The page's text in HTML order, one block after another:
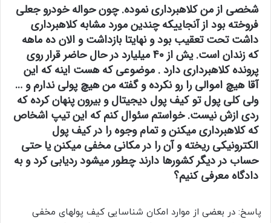
شخصی از من کلاهبرداری نموده. چون حواله خودرو جعلی
فروخته بود از آنجاییکه چندین مورد مشابه کلاهبرداری
داشت تحت تعقیب بود و نهایتا بازداشت و الان ده ماهه
که زندان است. یش از 40 میلیارد در حال حاضر قرار روی
پرونده کلاهبرداری دارد . موضوعی که هست اینه که این
آقا هیچ اموالی را رو نکرده و گفته من هیچ پولی ندارم و …
ولی کلی پول تو کیف پول دیجیتال و بیرون پنهان کرده که
ردی ازش نیست. خواستم سئوال کنم که این تیپ اشخاص
که کلاهبرداری میکنن و تمام وجوه را در کیف پول
الکترونیکی ریخته و آن را در مکانی مخفی میکنن یا حتی
حساب در دیگر کشورها دارند چطور میشود ردیابی کرد و به
دادگاه معرفی کنیم؟
پاسخ: در بعضی از موارد امکان شناسایی کیف پولهای مخفی